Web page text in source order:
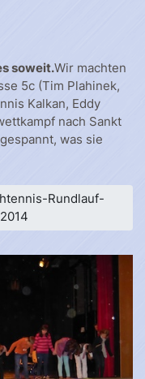
soweit.Wir machten
5c (Tim Plahinek,
Kalkan, Eddy
nach Sankt
was sie
Rundlauf-